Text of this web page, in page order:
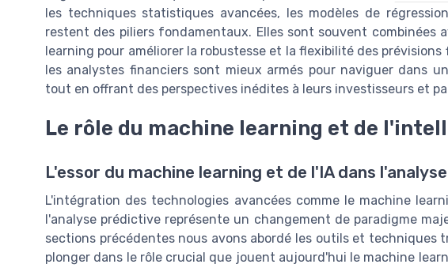
les techniques statistiques avancées, les modèles de
restent des piliers fondamentaux. Elles sont souvent combinées
learning pour améliorer la robustesse et la flexibilité des
les analystes financiers sont mieux armés pour naviguer dans
tout en offrant des perspectives inédites à leurs investisseurs et
Le rôle du machine learning et de
L'essor du machine learning et de l'IA dans
L'intégration des technologies avancées comme le machine
l'analyse prédictive représente un changement de paradigme
sections précédentes nous avons abordé les outils et techniques
plonger dans le rôle crucial que jouent aujourd'hui le machine